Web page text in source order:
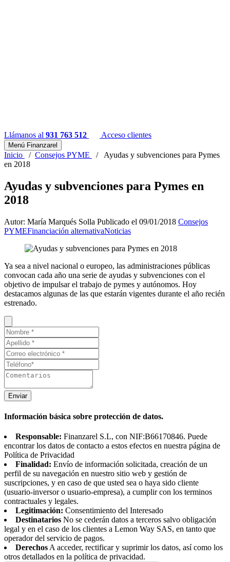
Llámanos al 931 763 512 Acceso clientes
Menú Finanzarel
Inicio / Consejos PYME / Ayudas y subvenciones para Pymes
en 2018
Ayudas y subvenciones para Pymes en
2018
Autor: María Marqués Solla Publicado el 09/01/2018 Consejos
PYMEFinanciación alternativaNoticias
Ya sea a nivel nacional o europeo, las administraciones públicas
convocan cada año una serie de ayudas y subvenciones con el
objetivo de impulsar el trabajo de pymes y autónomos. Hoy
destacamos algunas de las que estarán vigentes durante el año recién
estrenado.
Enviar
Información básica sobre protección de datos.
Responsable: Finanzarel S.L, con NIF:B66170846. Puede
encontrar los datos de contacto a estos efectos en nuestra página de
Política de Privacidad
Finalidad: Envío de información solicitada, creación de un
perfil de su navegación en nuestro sitio web y gestión de
suscripciones, y en caso de que usted sea o haya sido cliente
(usuario-inversor o usuario-empresa), a cumplir con los terminos
contractuales y legales.
Legitimación: Consentimiento del Interesado
Destinatarios No se cederán datos a terceros salvo obligación
legal y en el caso de los clientes a Lemon Way SAS, en tanto que
operador del servicio de pagos.
Derechos A acceder, rectificar y suprimir los datos, así como los
otros detallados en la política de privacidad.